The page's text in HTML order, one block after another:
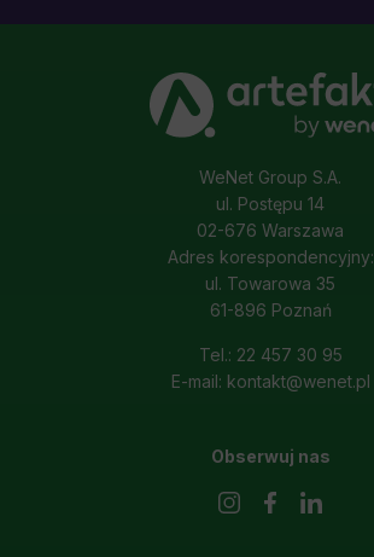
WeNet Group S.A.
ul. Postępu 14
02-676 Warszawa
Adres korespondencyjny:
ul. Towarowa 35
61-896 Poznań
Tel.: 22 457 30 95
E-mail: kontakt@wenet.pl
Obserwuj nas